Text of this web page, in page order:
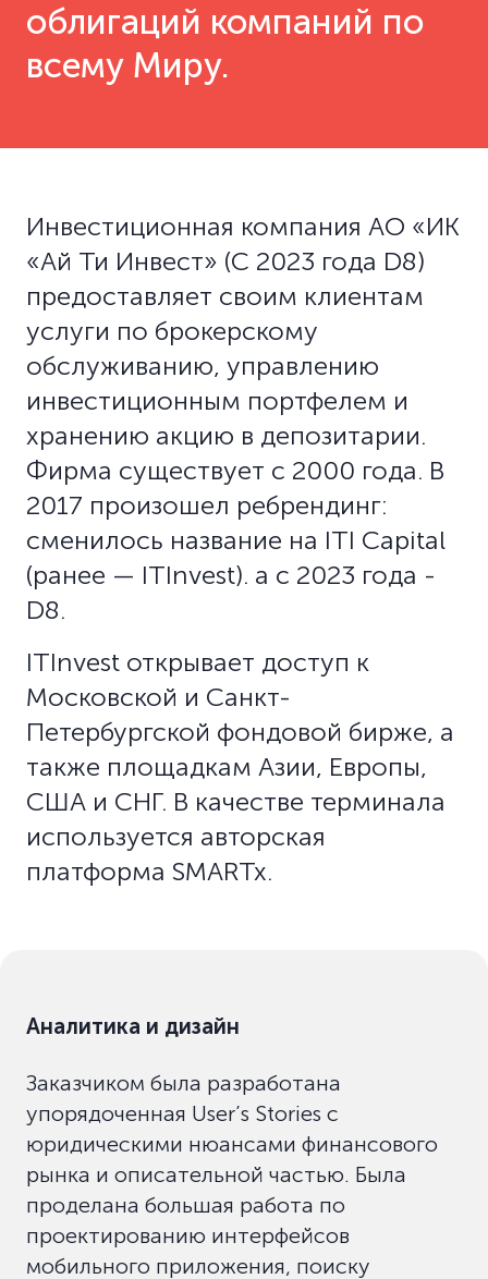
облигаций компаний по
всему Миру.
Инвестиционная компания АО «ИК
«Ай Ти Инвест» (С 2023 года D8)
предоставляет своим клиентам
услуги по брокерскому
обслуживанию, управлению
инвестиционным портфелем и
хранению акцию в депозитарии.
Фирма существует с 2000 года. В
2017 произошел ребрендинг:
сменилось название на ITI Capital
(ранее — ITInvest). а с 2023 года -
D8.
ITInvest открывает доступ к
Московской и Санкт-
Петербургской фондовой бирже, а
также площадкам Азии, Европы,
США и СНГ. В качестве терминала
используется авторская
платформа SMARTx.
Аналитика и дизайн
Заказчиком была разработана
упорядоченная User’s Stories с
юридическими нюансами финансового
рынка и описательной частью. Была
проделана большая работа по
проектированию интерфейсов
мобильного приложения, поиску